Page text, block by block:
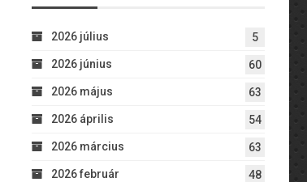
2026 július 5
2026 június 60
2026 május 63
2026 április 54
2026 március 63
2026 február 48